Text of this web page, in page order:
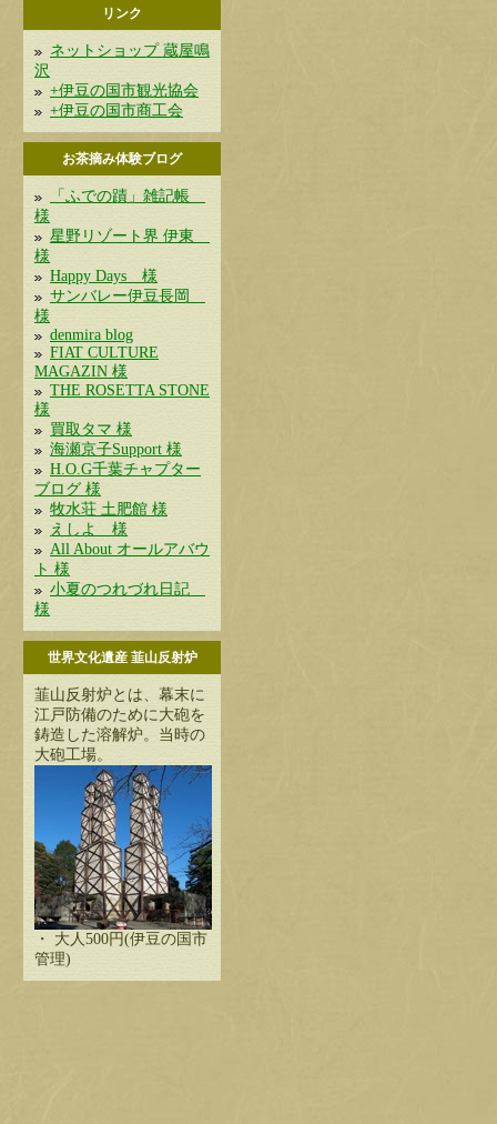
リンク
ネットショップ 蔵屋鳴
沢
+伊豆の国市観光協会
+伊豆の国市商工会
お茶摘み体験ブログ
「ふでの蹟」雑記帳
様
星野リゾート界 伊東
様
Happy Days 様
サンバレー伊豆長岡
様
denmira blog
FIAT CULTURE
MAGAZIN 様
THE ROSETTA STONE
様
買取タマ 様
海瀬京子Support 様
H.O.G千葉チャプター
ブログ 様
牧水荘 土肥館 様
えしよ 様
All About オールアバウ
ト 様
小夏のつれづれ日記
様
世界文化遺産 韮山反射炉
韮山反射炉とは、幕末に
江戸防備のために大砲を
鋳造した溶解炉。当時の
大砲工場。
・ 大人500円(伊豆の国市
管理)